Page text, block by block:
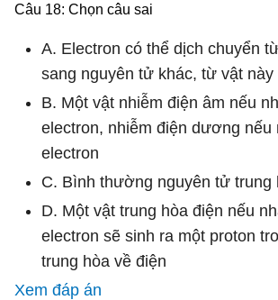
Câu 18: Chọn câu sai
A. Electron có thể dịch chuyển
sang nguyên tử khác, từ vật này
B. Một vật nhiễm điện âm nếu
electron, nhiễm điện dương nếu
electron
C. Bình thường nguyên tử trung
D. Một vật trung hòa điện nếu
electron sẽ sinh ra một proton
trung hòa về điện
Xem đáp án